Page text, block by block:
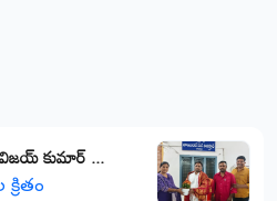
కుమార్ ...
క్రితం